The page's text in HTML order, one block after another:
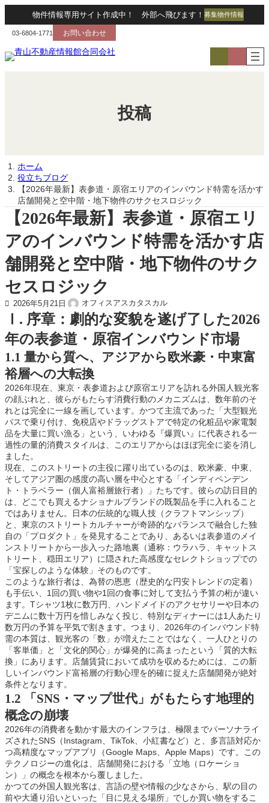
を
キ
物件情報専用サイト作成中！ 外部へ飛びます！募集物件情報
03-6804-1771 お問い合わせ
イ
投稿
ホーム
役立ちブログ
【2026年最新】表参道・原宿エリアのインバウンド特需を活かす
店舗開発と空中階・地下物件のサクセスロジック
【2026年最新】表参道・原宿エリ
アのインバウンド特需を活かす店
舗開発と空中階・地下物件のサク
セスロジック
2026年5月21日 オフィスアスカタスカル
Ⅰ. 序章：劇的な変貌を遂げ了した2026
年の表参道・原宿インバウンド市場
1.1 量から質へ、アジアから欧米豪・中東富
裕層への大転換
2026年現在、東京・表参道および原宿エリアを訪れる外国人観光客
の顔ぶれと、彼らがもたらす消費行動のメカニズムは、数年前のそ
れとは完全に一線を画しています。かつて主流であった「大型観光
バスで乗り付け、免税店やドラッグストアで特定の化粧品や家電製
品を大量に買い漁る」という、いわゆる『爆買い』に代表される一
過性の量的消費スタイルは、このエリアからはほぼ完全に姿を消し
ました。
現在、このストリートの主役に躍り出ているのは、欧米豪、中東、
そしてアジア圏の感度の高い層を中心とする「インディペンデン
ト・トラベラー（個人富裕層旅行者）」たちです。彼らの訪日目的
は、どこでも買えるナショナルブランドの既製品を手に入れること
ではありません。日本の伝統的な職人技（クラフトマンシップ）
と、東京のストリートカルチャーが奇跡的なバランスで融合した独
自の「プロダクト」を発見することであり、あるいは表参道のメイ
ンストリートから一歩入った路地裏（通称：ウラハラ、キャットス
トリート、穏田エリア）に隠された高感度なセレクトショップでの
「宝探しのような体験」そのものです。
このような旅行者は、為替の恩恵（歴史的な円安トレンドの定着）
も手伝い、1回の買い物や1回の食事に対して支払う予算の桁が違い
ます。Tシャツ1枚に数万円、ハンドメイドのアクセサリーや日本の
デニムに数十万円を惜しみなく投じ、特別なディナーには1人あたり
数万円の予算を平気で割きます。つまり、2026年のインバウンド特
需の本質は、観光客の「数」が増えたことではなく、一人ひとりの
「客単価」と「文化的関心」が爆発的に高まったという「質的大転
換」にあります。店舗賃貸において成功を収めるためには、この新
しいインバウンド富裕層の行動心理を的確に捉えた店舗開発が絶対
条件となります。
1.2 「SNS・マップ世代」がもたらす地理的
概念の崩壊
2026年の消費者を動かす最大のインフラは、極限までパーソナライ
ズされたSNS（Instagram、TikTok、小紅書など）と、多言語対応か
つ高精度なマップアプリ（Google Maps、Apple Maps）です。この
テクノロジーの進化は、店舗開発における「立地（ロケーショ
ン）」の概念を根本から覆しました。
かつての外国人観光客は、言語の壁や情報の少なさから、駅の目の
前や大通り沿いといった「目に見える場所」でしか買い物をするこ